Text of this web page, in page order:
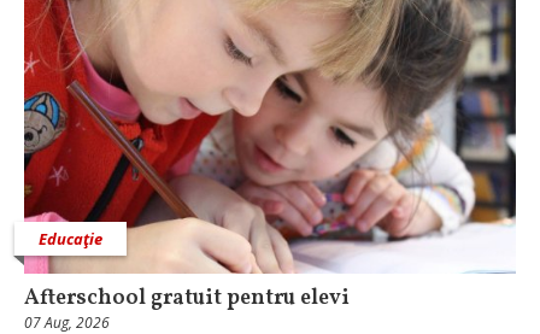
Educaţie
Afterschool gratuit pentru elevi
07 Aug, 2026